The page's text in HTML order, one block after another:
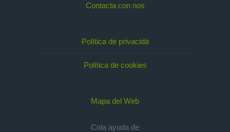
Contacta con nos
Política de privacidá
Política de cookies
Mapa del Web
Cola ayuda de